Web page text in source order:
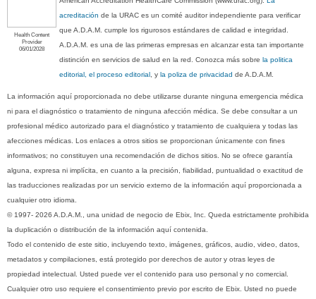
Health Content
Provider
06/01/2028
acreditación de la URAC es un comité auditor independiente para verificar
que A.D.A.M. cumple los rigurosos estándares de calidad e integridad.
A.D.A.M. es una de las primeras empresas en alcanzar esta tan importante
distinción en servicios de salud en la red. Conozca más sobrela politica
editorial, el proceso editorial, yla poliza de privacidad de A.D.A.M.
La información aquí proporcionada no debe utilizarse durante ninguna emergencia médica
ni para el diagnóstico o tratamiento de ninguna afección médica. Se debe consultar a un
profesional médico autorizado para el diagnóstico y tratamiento de cualquiera y todas las
afecciones médicas. Los enlaces a otros sitios se proporcionan únicamente con fines
informativos; no constituyen una recomendación de dichos sitios. No se ofrece garantía
alguna, expresa ni implícita, en cuanto a la precisión, fiabilidad, puntualidad o exactitud de
las traducciones realizadas por un servicio externo de la información aquí proporcionada a
cualquier otro idioma.
© 1997- 2026 A.D.A.M., una unidad de negocio de Ebix, Inc. Queda estrictamente prohibida
la duplicación o distribución de la información aquí contenida.
Todo el contenido de este sitio, incluyendo texto, imágenes, gráficos, audio, video, datos,
metadatos y compilaciones, está protegido por derechos de autor y otras leyes de
propiedad intelectual. Usted puede ver el contenido para uso personal y no comercial.
Cualquier otro uso requiere el consentimiento previo por escrito de Ebix. Usted no puede